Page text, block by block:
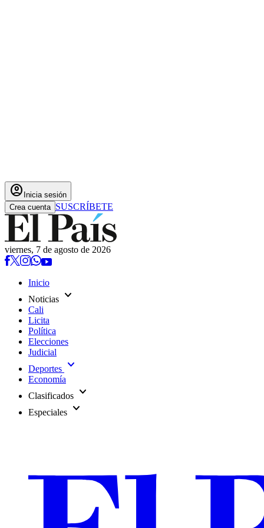
account_circle Inicia sesión
Crea cuenta SUSCRÍBETE
viernes, 7 de agosto de 2026
Inicio
Noticias expand_more
Cali
Licita
Política
Elecciones
Judicial
Deportes expand_more
Economía
Clasificados expand_more
Especiales expand_more